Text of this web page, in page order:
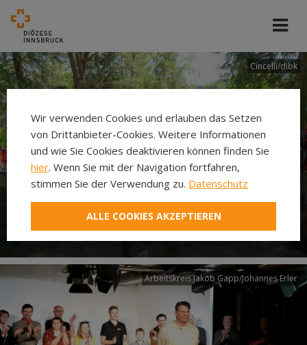
Cincelli/dibk
Neuer Pilgerweg Via
Laudato si’
Arbeitskreis Jakob Gapp/Johannes Erler
Wir verwenden Cookies und erlauben das Setzen
von Drittanbieter-Cookies. Weitere Informationen
und wie Sie Cookies deaktivieren können finden Sie
hier. Wenn Sie mit der Navigation fortfahren,
stimmen Sie der Verwendung zu. Datenschutz
ALLE COOKIES AKZEPTIEREN